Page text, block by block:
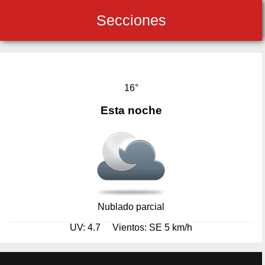
Secciones
16°
Esta noche
Nublado parcial
UV: 4.7 Vientos: SE 5 km/h